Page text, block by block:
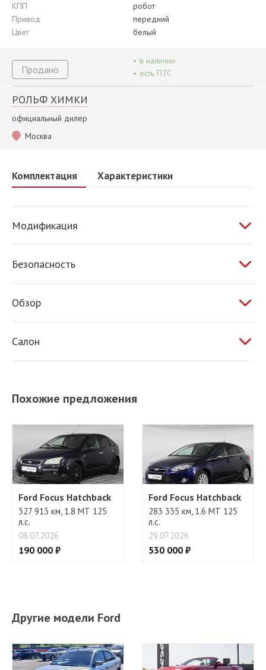
КПП
робот
Привод
передний
Цвет
белый
Продано
• в наличии
• есть ПТС
РОЛЬФ ХИМКИ
официальный дилер
Москва
Комплектация Характеристики
Модификация
Безопасность
ESP
Обзор
Салон
Похожие предложения
Ford Focus Hatchback
327 913 км, 1.8 МТ 125
л.с.
08.07.2026
190 000 ₽
Ford Focus Hatchback
283 335 км, 1.6 МТ 125
л.с.
29.07.2026
530 000 ₽
Другие модели Ford